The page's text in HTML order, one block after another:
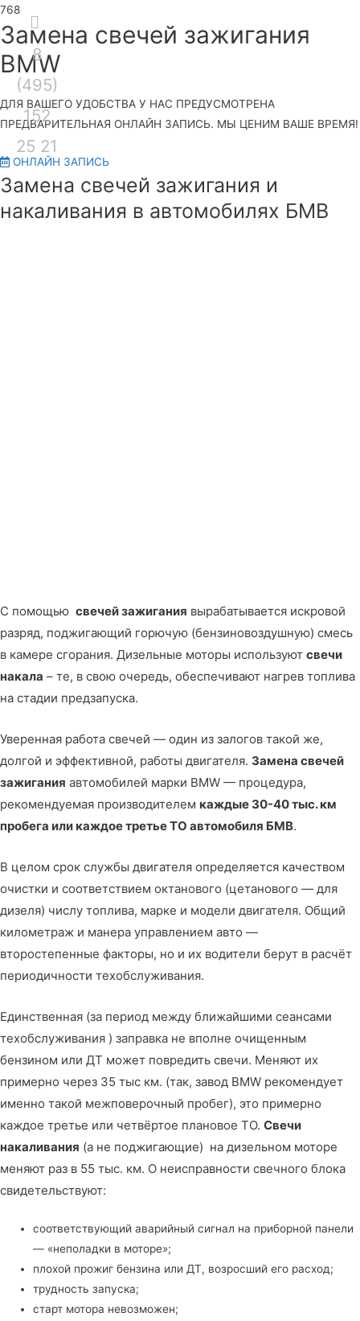
Секция
над
шапкой
8
(495)
152
25 21
Замена свечей зажигания
BMW
ДЛЯ ВАШЕГО УДОБСТВА У НАС ПРЕДУСМОТРЕНА
ПРЕДВАРИТЕЛЬНАЯ ОНЛАЙН ЗАПИСЬ. МЫ ЦЕНИМ ВАШЕ ВРЕМЯ!
ОНЛАЙН ЗАПИСЬ
Замена свечей зажигания и
накаливания в автомобилях БМВ
С помощью свечей зажигания вырабатывается искровой
разряд, поджигающий горючую (бензиновоздушную) смесь
в камере сгорания. Дизельные моторы используют свечи
накала – те, в свою очередь, обеспечивают нагрев топлива
на стадии предзапуска.
Уверенная работа свечей — один из залогов такой же,
долгой и эффективной, работы двигателя. Замена свечей
зажигания автомобилей марки BMW — процедура,
рекомендуемая производителем каждые 30-40 тыс. км
пробега или каждое третье ТО автомобиля БМВ.
В целом срок службы двигателя определяется качеством
очистки и соответствием октанового (цетанового — для
дизеля) числу топлива, марке и модели двигателя. Общий
километраж и манера управлением авто —
второстепенные факторы, но и их водители берут в расчёт
периодичности техобслуживания.
Единственная (за период между ближайшими сеансами
техобслуживания ) заправка не вполне очищенным
бензином или ДТ может повредить свечи. Меняют их
примерно через 35 тыс км. (так, завод BMW рекомендует
именно такой межповерочный пробег), это примерно
каждое третье или четвёртое плановое ТО. Свечи
накаливания (а не поджигающие) на дизельном моторе
меняют раз в 55 тыс. км. О неисправности свечного блока
свидетельствуют:
соответствующий аварийный сигнал на приборной панели
— «неполадки в моторе»;
плохой прожиг бензина или ДТ, возросший его расход;
трудность запуска;
старт мотора невозможен;